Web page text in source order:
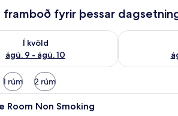
framboð fyrir þessar
Í kvöld
ágú. 9 - ágú. 10
í kvöld ágú. 9 - ágú. 10Athuga
1 rúm 2 rúm
Ofnæmisprófaður
Room Non Smoking